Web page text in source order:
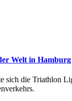
Welt in Hamburg
sich die Triathlon